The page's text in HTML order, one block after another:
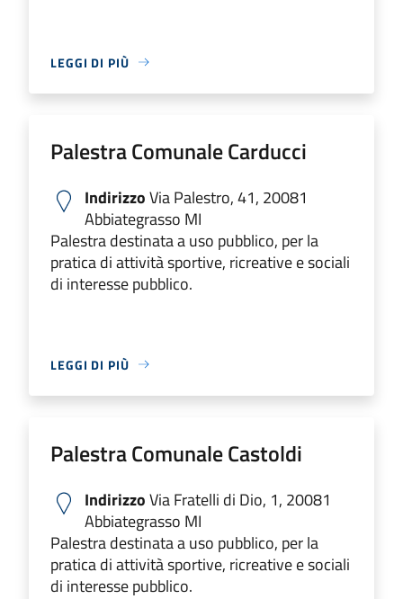
LEGGI DI PIÙ
Palestra Comunale Carducci
IndirizzoVia Palestro, 41, 20081
Abbiategrasso MI
Palestra destinata a uso pubblico, per la
pratica di attività sportive, ricreative e sociali
di interesse pubblico.
LEGGI DI PIÙ
Palestra Comunale Castoldi
IndirizzoVia Fratelli di Dio, 1, 20081
Abbiategrasso MI
Palestra destinata a uso pubblico, per la
pratica di attività sportive, ricreative e sociali
di interesse pubblico.